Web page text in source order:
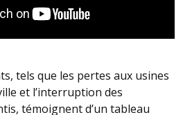
tels que les pertes aux usines
et l’interruption des
témoignent d’un tableau